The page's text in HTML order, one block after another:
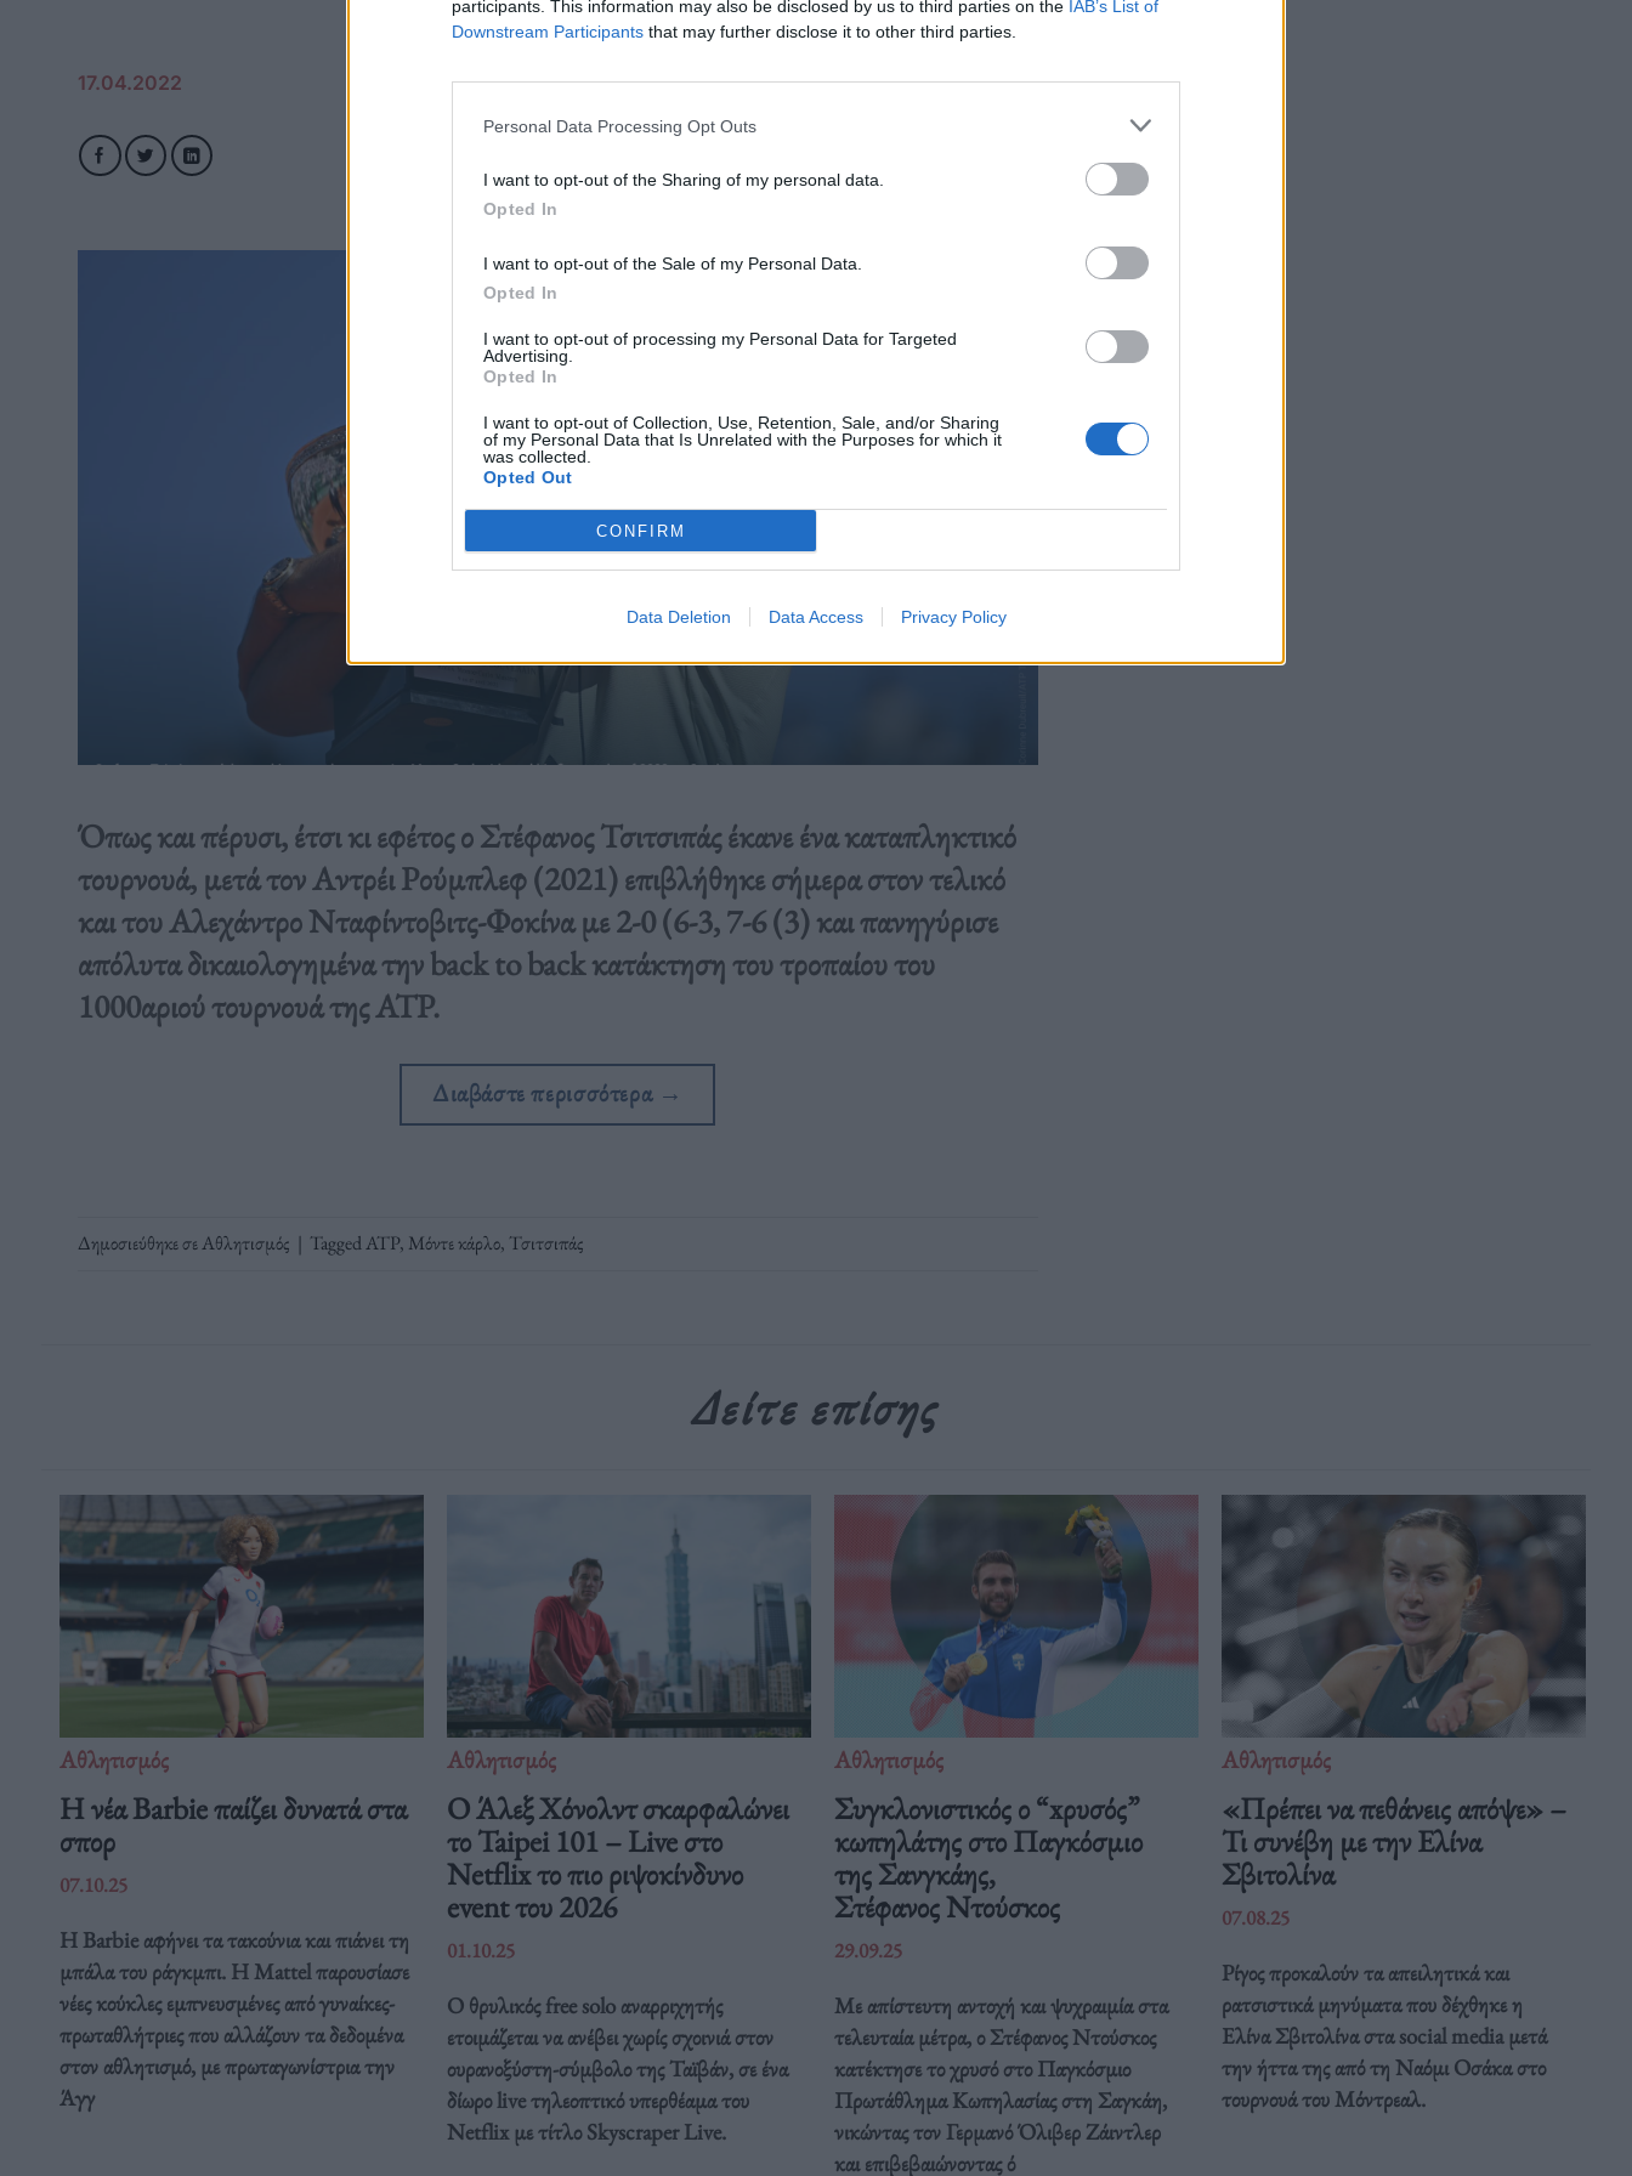
participants. This information may also be disclosed by us to third parties on the IAB’s List of
Downstream Participants that may further disclose it to other third parties.
Personal Data Processing Opt Outs
I want to opt-out of the Sharing of my personal data.
Opted In
I want to opt-out of the Sale of my Personal Data.
Opted In
I want to opt-out of processing my Personal Data for Targeted
Advertising.
Opted In
I want to opt-out of Collection, Use, Retention, Sale, and/or Sharing
of my Personal Data that Is Unrelated with the Purposes for which it
was collected.
Opted Out
CONFIRM
Data Deletion Data Access Privacy Policy
17.04.2022
Όπως και πέρυσι, έτσι κι εφέτος ο Στέφανος Τσιτσιπάς έκανε ένα καταπληκτικό
τουρνουά, μετά τον Αντρέι Ρούμπλεφ (2021) επιβλήθηκε σήμερα στον τελικό
και του Αλεχάντρο Νταφίντοβιτς-Φοκίνα με 2-0 (6-3, 7-6 (3) και πανηγύρισε
απόλυτα δικαιολογημένα την back to back κατάκτηση του τροπαίου του
1000αριού τουρνουά της ATP.
Διαβάστε περισσότερα →
Δημοσιεύθηκε σεΑθλητισμός | TaggedATP, Μόντε κάρλο, Τσιτσιπάς
Δείτε επίσης
Αθλητισμός
Η νέα Barbie παίζει δυνατά στα
σπορ
07.10.25
Η Barbie αφήνει τα τακούνια και πιάνει τη
μπάλα του ράγκμπι. Η Mattel παρουσίασε
νέες κούκλες εμπνευσμένες από γυναίκες-
πρωταθλήτριες που αλλάζουν τα δεδομένα
στον αθλητισμό, με πρωταγωνίστρια την
Άγγ
Αθλητισμός
Ο Άλεξ Χόνολντ σκαρφαλώνει
το Taipei 101 – Live στο
Netflix το πιο ριψοκίνδυνο
event του 2026
01.10.25
Ο θρυλικός free solo αναρριχητής
ετοιμάζεται να ανέβει χωρίς σχοινιά στον
ουρανοξύστη-σύμβολο της Ταϊβάν, σε ένα
δίωρο live τηλεοπτικό υπερθέαμα του
Netflix με τίτλο Skyscraper Live.
Αθλητισμός
Συγκλονιστικός ο “xρυσός”
κωπηλάτης στο Παγκόσμιο
της Σανγκάης,
Στέφανος Ντούσκος
29.09.25
Με απίστευτη αντοχή και ψυχραιμία στα
τελευταία μέτρα, ο Στέφανος Ντούσκος
κατέκτησε το χρυσό στο Παγκόσμιο
Πρωτάθλημα Κωπηλασίας στη Σαγκάη,
νικώντας τον Γερμανό Όλιβερ Ζάιντλερ
και επιβεβαιώνοντας ό
Αθλητισμός
«Πρέπει να πεθάνεις απόψε» –
Τι συνέβη με την Ελίνα
Σβιτολίνα
07.08.25
Ρίγος προκαλούν τα απειλητικά και
ρατσιστικά μηνύματα που δέχθηκε η
Ελίνα Σβιτολίνα στα social media μετά
την ήττα της από τη Ναόμι Οσάκα στο
τουρνουά του Μόντρεαλ.